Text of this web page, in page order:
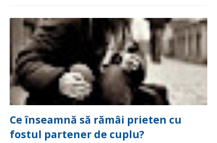
Ce înseamnă să rămâi prieten cu
fostul partener de cuplu?